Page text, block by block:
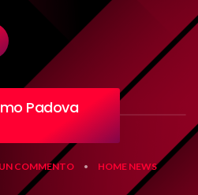
Padova
COMMENTO • HOME NEWS